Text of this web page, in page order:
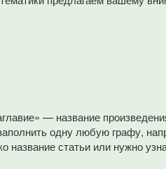
— название
одну любую графу,
статьи или нужно